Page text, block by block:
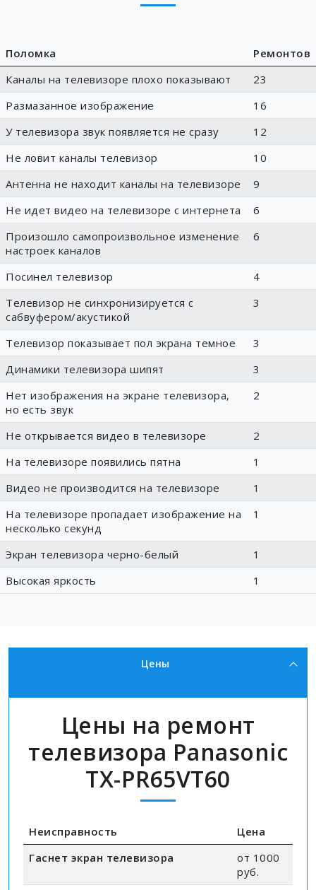
Поломка
Ремонтов
Каналы на телевизоре плохо показывают
23
Размазанное изображение
16
У телевизора звук появляется не сразу
12
Не ловит каналы телевизор
10
Антенна не находит каналы на телевизоре
9
Не идет видео на телевизоре с интернета
6
Произошло самопроизвольное изменение
настроек каналов
6
Посинел телевизор
4
Телевизор не синхронизируется с
сабвуфером/акустикой
3
Телевизор показывает пол экрана темное
3
Динамики телевизора шипят
3
Нет изображения на экране телевизора,
но есть звук
2
Не открывается видео в телевизоре
2
На телевизоре появились пятна
1
Видео не производится на телевизоре
1
На телевизоре пропадает изображение на
несколько секунд
1
Экран телевизора черно-белый
1
Высокая яркость
1
Цены
Цены на ремонт
телевизора Panasonic
TX-PR65VT60
Неисправность
Цена
Гаснет экран телевизора
от 1000
руб.